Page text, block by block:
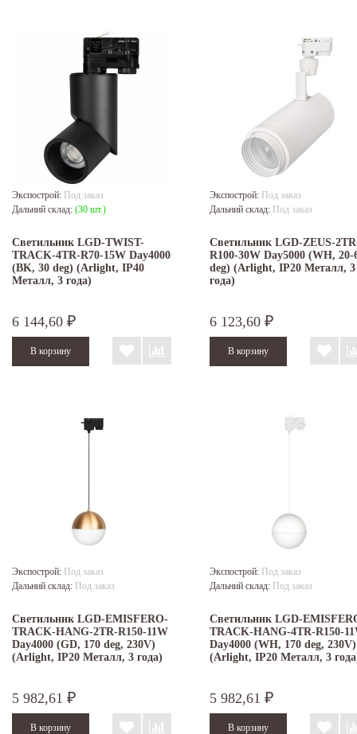
Экспострой: Под заказ
Дальний склад: (30 шт.)
Светильник LGD-TWIST-
TRACK-4TR-R70-15W Day4000
(BK, 30 deg) (Arlight, IP40
Металл, 3 года)
6 144,60 ₽
Экспострой: Под заказ
Дальний склад: Под заказ
Светильник LGD-ZEUS-
R100-30W Day5000 (WH, 20-
deg) (Arlight, IP20 Металл, 3
года)
6 123,60 ₽
Экспострой: Под заказ
Дальний склад: Под заказ
Светильник LGD-EMISFERO-
TRACK-HANG-2TR-R150-11W
Day4000 (GD, 170 deg, 230V)
(Arlight, IP20 Металл, 3 года)
5 982,61 ₽
Экспострой: Под заказ
Дальний склад: Под заказ
Светильник LGD-
TRACK-HANG-4TR-R150-
Day4000 (WH, 170 deg, 230V)
(Arlight, IP20 Металл, 3
5 982,61 ₽